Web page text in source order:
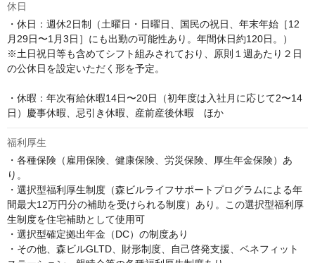
休日
・休日：週休2日制（土曜日・日曜日、国民の祝日、年末年始［12
月29日〜1月3日］にも出勤の可能性あり。年間休日約120日。）
※土日祝日等も含めてシフト組みされており、原則１週あたり２日
の公休日を設定いただく形を予定。
・休暇：年次有給休暇14日〜20日（初年度は入社月に応じて2〜14
日）慶事休暇、忌引き休暇、産前産後休暇　ほか
福利厚生
・各種保険（雇用保険、健康保険、労災保険、厚生年金保険）あ
り。
・選択型福利厚生制度（森ビルライフサポートプログラムによる年
間最大12万円分の補助を受けられる制度）あり。この選択型福利厚
生制度を住宅補助として使用可
・選択型確定拠出年金（DC）の制度あり
・その他、森ビルGLTD、財形制度、自己啓発支援、ベネフィット